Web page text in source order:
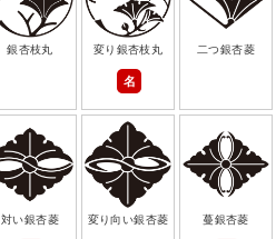
銀杏枝丸 変り銀杏枝丸
名
二つ銀杏菱
対い銀杏菱 変り向い銀杏菱 蔓銀杏菱